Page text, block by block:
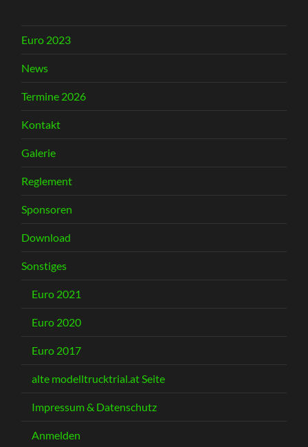
Euro 2023
News
Termine 2026
Kontakt
Galerie
Reglement
Sponsoren
Download
Sonstiges
Euro 2021
Euro 2020
Euro 2017
alte modelltrucktrial.at Seite
Impressum & Datenschutz
Anmelden